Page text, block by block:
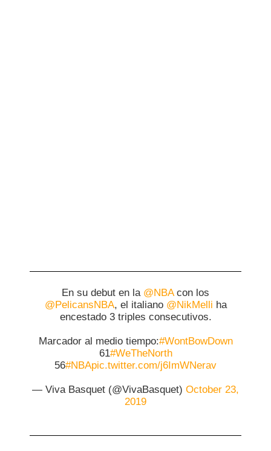
En su debut en la @NBAcon los
@PelicansNBA, el italiano @NikMelli ha
encestado 3 triples consecutivos.
Marcador al medio tiempo:#WontBowDown
61#WeTheNorth
56#NBApic.twitter.com/j6ImWNerav
— Viva Basquet (@VivaBasquet) October 23,
2019